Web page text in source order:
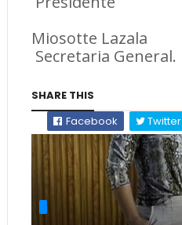
Miosotte Lazala
Secretaria General.
SHARE THIS
Facebook
Twitter